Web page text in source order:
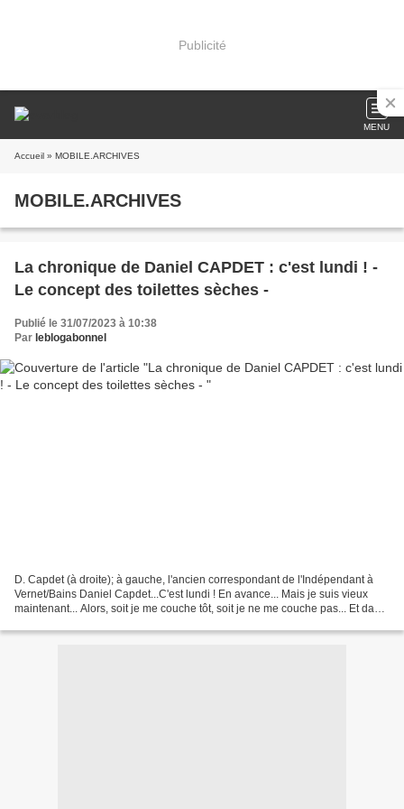
Publicité
MENU
Accueil » MOBILE.ARCHIVES
MOBILE.ARCHIVES
La chronique de Daniel CAPDET : c'est lundi ! -
Le concept des toilettes sèches -
Publié le 31/07/2023 à 10:38
Par leblogabonnel
D. Capdet (à droite); à gauche, l'ancien correspondant de l'Indépendant à
Vernet/Bains Daniel Capdet...C'est lundi ! En avance... Mais je suis vieux
maintenant... Alors, soit je me couche tôt, soit je ne me couche pas... Et dans